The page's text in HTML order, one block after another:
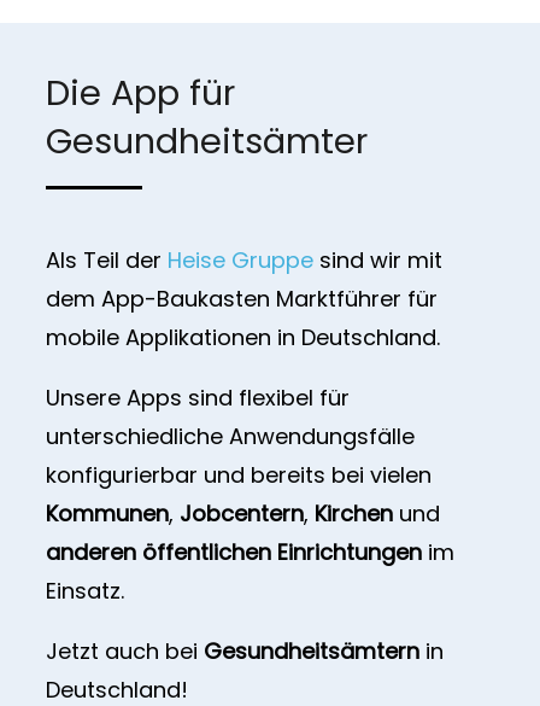
Die App für
Gesundheitsämter
Als Teil der Heise Gruppesind wir mit
dem App-Baukasten Marktführer für
mobile Applikationen in Deutschland.
Unsere Apps sind flexibel für
unterschiedliche Anwendungsfälle
konfigurierbar und bereits bei vielen
Kommunen, Jobcentern, Kirchen und
anderen öffentlichen Einrichtungenim
Einsatz.
Jetzt auch bei Gesundheitsämtern in
Deutschland!